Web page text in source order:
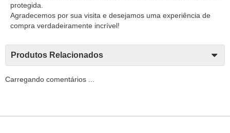
protegida.
Agradecemos por sua visita e desejamos uma experiência de
compra verdadeiramente incrível!
Produtos Relacionados
Carregando comentários ...